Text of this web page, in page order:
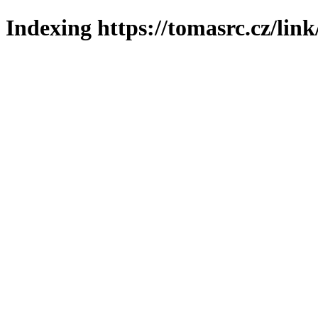
Indexing https://tomasrc.cz/